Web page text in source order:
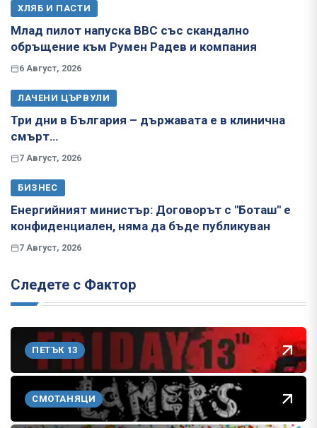
ХЛЯБ И ПАСТИ
Млад пилот напуска ВВС със скандално
обръщение към Румен Радев и компания
6 Август, 2026
ЛАЧЕНИ ЦЪРВУЛИ
Три дни в България – държавата е в клинична
смърт…
7 Август, 2026
БИЗНЕС
Енергийният министър: Договорът с "Боташ" е
конфиденциален, няма да бъде публикуван
7 Август, 2026
Следете с Фактор
ПЕТЪК 13
СМОТАНЯЦИ